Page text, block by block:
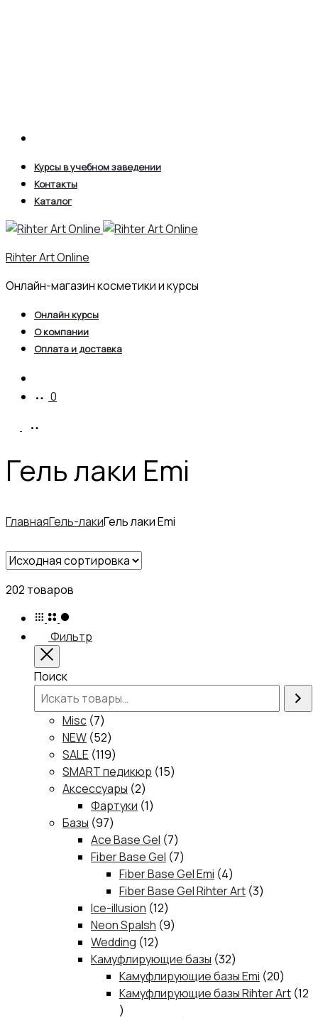
Курсы в учебном заведении
Контакты
Каталог
Rihter Art Online
Онлайн-магазин косметики и курсы
Онлайн курсы
О компании
Оплата и доставка
0
Гель лаки Emi
ГлавнаяГель-лакиГель лаки Emi
202 товаров
Фильтр
Close
Поиск
Misc 77
товаров
NEW 5252
товара
SALE 119119
товаров
SMART педикюр 1515
Аксессуары 22
товара
Фартуки 11
Базы 9797
товаров
Ace Base Gel 77
товаров
Fiber Base Gel 77
товаров
Fiber Base Gel Emi 44
товара
Fiber Base Gel Rihter Art 33
Ice-illusion 1212
товаров
Neon Spalsh 99
Wedding 1212
товаров
Камуфлирующие базы 3232
товара
Камуфлирующие базы Emi 2020
Камуфлирующие базы Rihter Art 12
12